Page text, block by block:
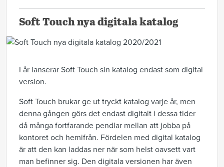
Soft Touch nya digitala katalog
I år lanserar Soft Touch sin katalog endast som digital
version.
Soft Touch brukar ge ut tryckt katalog varje år, men
denna gången görs det endast digitalt i dessa tider
då många fortfarande pendlar mellan att jobba på
kontoret och hemifrån. Fördelen med digital katalog
är att den kan laddas ner när som helst oavsett vart
man befinner sig. Den digitala versionen har även